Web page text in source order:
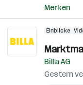
Merken
Einblicke
Billa AG
Gestern